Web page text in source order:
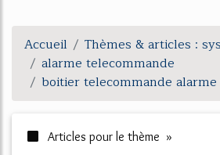
Accueil
Thèmes & articles :
alarme telecommande
boitier telecommande
Articles pour le thème »